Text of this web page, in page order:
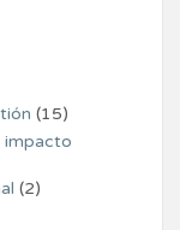
(15)
impacto
(2)